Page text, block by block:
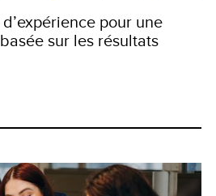
pour une
sur les résultats